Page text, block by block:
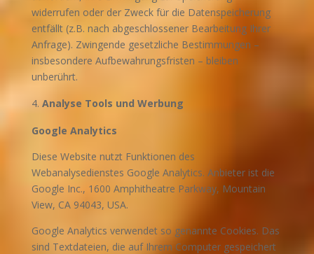
widerrufen oder der Zweck für die Datenspeicherung
entfällt (z.B. nach abgeschlossener Bearbeitung Ihrer
Anfrage). Zwingende gesetzliche Bestimmungen –
insbesondere Aufbewahrungsfristen – bleiben
unberührt.
Analyse Tools und Werbung
Google Analytics
Diese Website nutzt Funktionen des
Webanalysedienstes Google Analytics. Anbieter ist die
Google Inc., 1600 Amphitheatre Parkway, Mountain
View, CA 94043, USA.
Google Analytics verwendet so genannte Cookies. Das
sind Textdateien, die auf Ihrem Computer gespeichert